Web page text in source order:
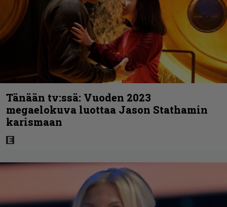
Tänään tv:ssä: Vuoden 2023
megaelokuva luottaa Jason Stathamin
karismaan